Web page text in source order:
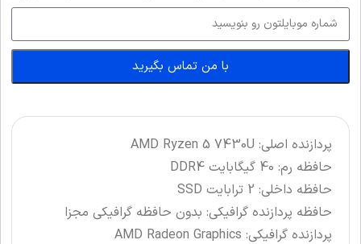
با من تماس بگیرید
پردازنده اصلی: AMD Ryzen 5 7430U
حافظه رم: 40 گیگابایت DDR4
حافظه داخلی: 2 ترابایت SSD
حافظه پردازنده گرافیکی: بدون حافظه گرافیکی مجزا
پردازنده گرافیکی: AMD Radeon Graphics